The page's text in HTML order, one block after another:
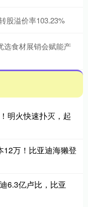
股溢价率103.23%
选食材展销会赋能产
明火快速扑灭，起
12万！比亚迪海獭登
6.3亿卢比，比亚